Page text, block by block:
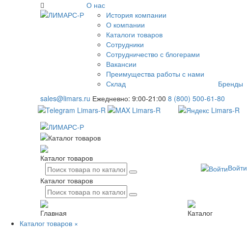
О нас
История компании
О компании
Каталоги товаров
Сотрудники
Сотрудничество с блогерами
Вакансии
Преимущества работы с нами
Склад
Бренды
sales@limars.ru Ежедневно: 9:00-21:00 8 (800) 500-61-80
Каталог товаров
Войти
Каталог товаров
Главная Каталог
Каталог товаров ×